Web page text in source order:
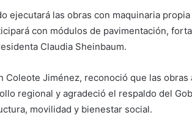
ejecutará las obras con maquinaria
con módulos de pavimentación,
Claudia Sheinbaum.
Jiménez, reconoció que las obras
regional y agradeció el respaldo del
movilidad y bienestar social.